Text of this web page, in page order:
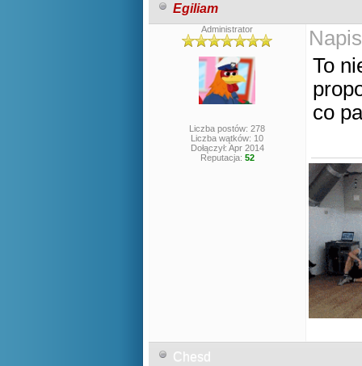
Egiliam
Administrator
Liczba postów: 278
Liczba wątków: 10
Dołączył: Apr 2014
Reputacja: 52
To
co
Chesd